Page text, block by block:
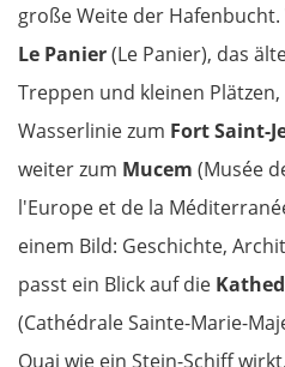
große Weite der
Le Panier(Le Panier), das
Treppen und kleinen
Wasserlinie zum Fort Saint-
weiter zum Mucem (Musée
l'Europe et de la
einem Bild: Geschichte,
passt ein Blick auf die
(Cathédrale Sainte-Marie-
Quai wie ein Stein-Schiff